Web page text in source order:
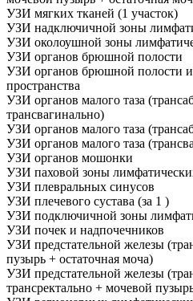
УЗИ мягких тканей (1 участок)
УЗИ надключичной зоны
УЗИ околоушной зоны
УЗИ органов брюшной полости
УЗИ органов брюшной полости
пространства
УЗИ органов малого таза
трансвагинально)
УЗИ органов малого таза
УЗИ органов малого таза
УЗИ органов мошонки
УЗИ паховой зоны
УЗИ плевральных синусов
УЗИ плечевого сустава (за 1 )
УЗИ подключичной зоны
УЗИ почек и надпочечников
УЗИ предстательной железы
пузырь + остаточная моча)
УЗИ предстательной железы
трансректально + мочевой